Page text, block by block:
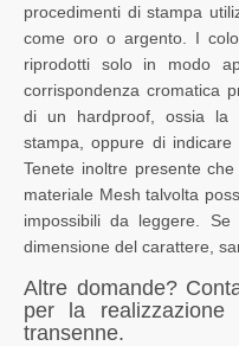
procedimenti di stampa
come oro o argento. I
riprodotti solo in modo
corrispondenza cromatica
di un hardproof, ossia la
stampa, oppure di indicare
Tenete inoltre presente
materiale Mesh talvolta
impossibili da leggere.
dimensione del carattere,
Altre domande?
per la realizzazione
transenne.